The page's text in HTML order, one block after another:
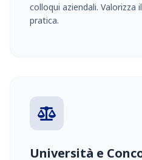
colloqui aziendali. Valorizza
pratica.
Università e